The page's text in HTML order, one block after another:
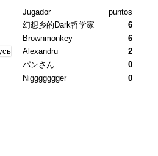
Jugador
puntos
幻想乡的dark哲学家
6
Brownmonkey
6
Alexandru
2
パンさん
0
Niggggggger 0